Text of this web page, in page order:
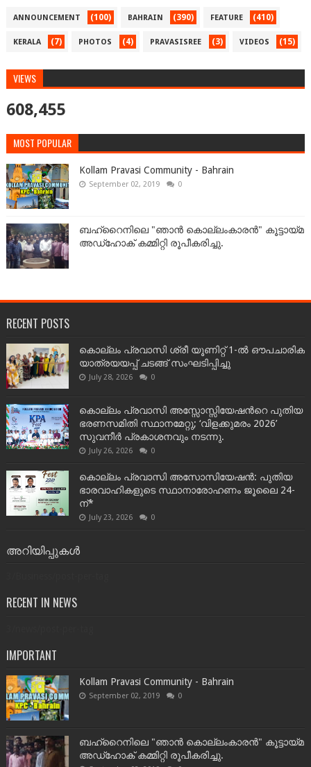
ANNOUNCEMENT (100) BAHRAIN (390) FEATURE (410)
KERALA (7) PHOTOS (4) PRAVASISREE (3) VIDEOS (15)
VIEWS
608,455
MOST POPULAR
Kollam Pravasi Community - Bahrain
September 02, 2019 0
ബഹ്‌റൈനിലെ "ഞാൻ കൊല്ലംകാരൻ" കൂട്ടായ്‌മ
അഡ്‌ഹോക് കമ്മിറ്റി രൂപീകരിച്ചു.
RECENT POSTS
കൊല്ലം പ്രവാസി ശ്രീ യൂണിറ്റ് 1-ൽ ഔപചാരിക
യാത്രയയപ്പ് ചടങ്ങ് സംഘടിപ്പിച്ചു
July 28, 2026 0
കൊല്ലം പ്രവാസി അസ്സോസ്സിയേഷന്‍റെ പുതിയ
ഭരണസമിതി സ്ഥാനമേറ്റു; ‘വിളക്കുമരം 2026’
സുവനീർ പ്രകാശനവും നടന്നു.
July 26, 2026 0
കൊല്ലം പ്രവാസി അസോസിയേഷൻ: പുതിയ
ഭാരവാഹികളുടെ സ്ഥാനാരോഹണം ജൂലൈ 24-
ന്*
July 23, 2026 0
അറിയിപ്പുകൾ
RECENT IN NEWS
IMPORTANT
Kollam Pravasi Community - Bahrain
September 02, 2019 0
ബഹ്‌റൈനിലെ "ഞാൻ കൊല്ലംകാരൻ" കൂട്ടായ്‌മ
അഡ്‌ഹോക് കമ്മിറ്റി രൂപീകരിച്ചു.